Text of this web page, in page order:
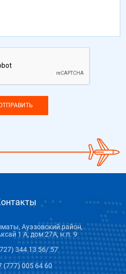
Ауэзовский район,
1 А, дом 27А, н.п. 9
344 13 56/ 57
(777) 005 64 60